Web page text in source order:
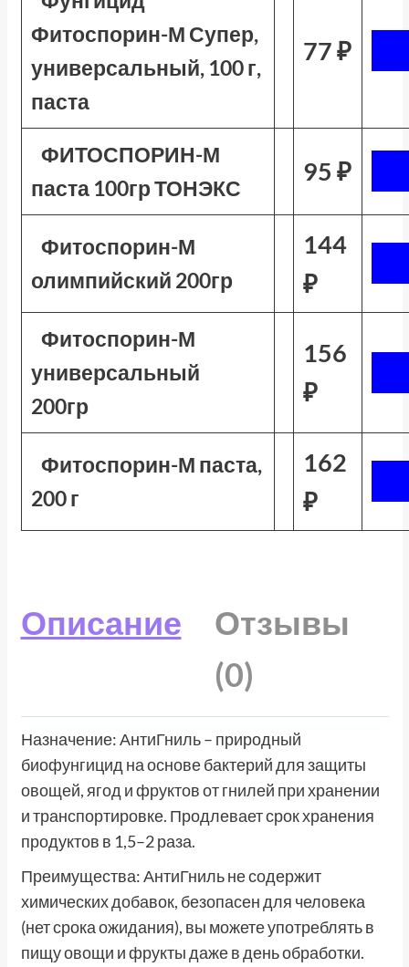
Фитоспорин-М Супер,
универсальный, 100 г,
паста
77 ₽
ФИТОСПОРИН-М
паста 100гр ТОНЭКС
95 ₽
Фитоспорин-М
олимпийский 200гр
144
₽
Фитоспорин-М
универсальный
200гр
156
₽
Фитоспорин-М паста,
200 г
162
₽
Описание
Отзывы
(0)
Назначение: АнтиГниль – природный
биофунгицид на основе бактерий для защиты
овощей, ягод и фруктов от гнилей при хранении
и транспортировке. Продлевает срок хранения
продуктов в 1,5–2 раза.
Преимущества: АнтиГниль не содержит
химических добавок, безопасен для человека
(нет срока ожидания), вы можете употреблять в
пищу овощи и фрукты даже в день обработки.